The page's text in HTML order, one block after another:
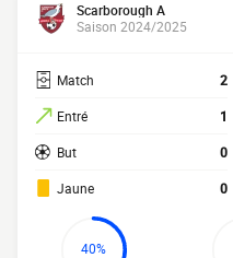
Scarborough A
Saison 2024/2025
Match 2
Entré 1
But 0
Jaune 0
40%